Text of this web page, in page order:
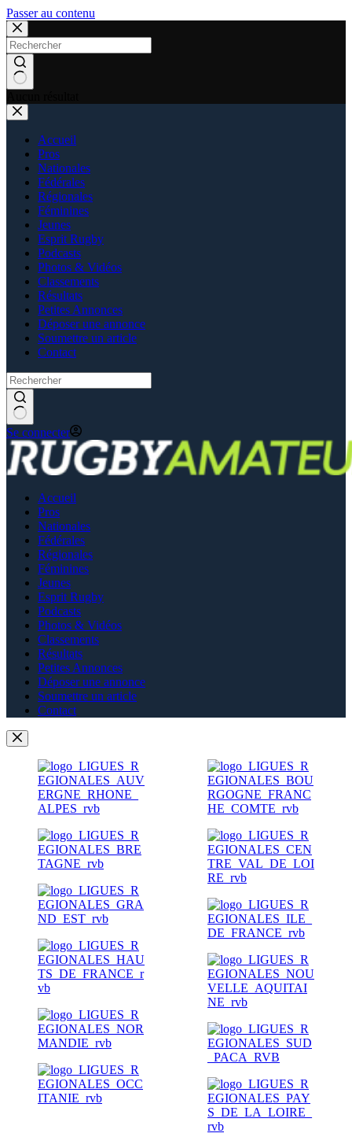
Passer au contenu
Accueil
Pros
Nationales
Fédérales
Régionales
Féminines
Jeunes
Esprit Rugby
Podcasts
Photos & Vidéos
Classements
Résultats
Petites Annonces
Déposer une annonce
Soumettre un article
Contact
Se connecter
Accueil
Pros
Nationales
Fédérales
Régionales
Féminines
Jeunes
Esprit Rugby
Podcasts
Photos & Vidéos
Classements
Résultats
Petites Annonces
Déposer une annonce
Soumettre un article
Contact